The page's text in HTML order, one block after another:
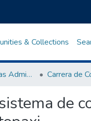
& Collections
Facultad de Ciencias Administrativas y Humanísticas
de